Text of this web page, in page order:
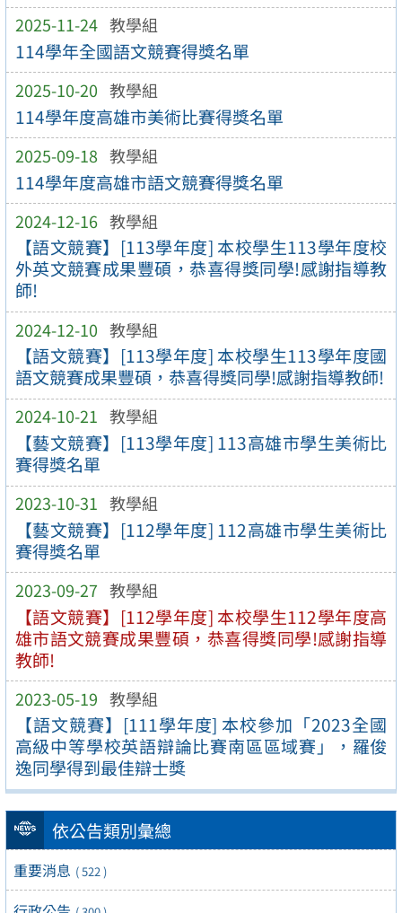
2025-11-24 教學組
114學年全國語文競賽得獎名單
2025-10-20 教學組
114學年度高雄市美術比賽得獎名單
2025-09-18 教學組
114學年度高雄市語文競賽得獎名單
2024-12-16 教學組
【語文競賽】[113學年度] 本校學生113學年度校
外英文競賽成果豐碩，恭喜得獎同學!感謝指導教
師!
2024-12-10 教學組
【語文競賽】[113學年度] 本校學生113學年度國
語文競賽成果豐碩，恭喜得獎同學!感謝指導教師!
2024-10-21 教學組
【藝文競賽】[113學年度] 113高雄市學生美術比
賽得獎名單
2023-10-31 教學組
【藝文競賽】[112學年度] 112高雄市學生美術比
賽得獎名單
2023-09-27 教學組
【語文競賽】[112學年度] 本校學生112學年度高
雄市語文競賽成果豐碩，恭喜得獎同學!感謝指導
教師!
2023-05-19 教學組
【語文競賽】[111學年度] 本校參加「2023全國
高級中等學校英語辯論比賽南區區域賽」，羅俊
逸同學得到最佳辯士獎
依公告類別彙總
重要消息 ( 522 )